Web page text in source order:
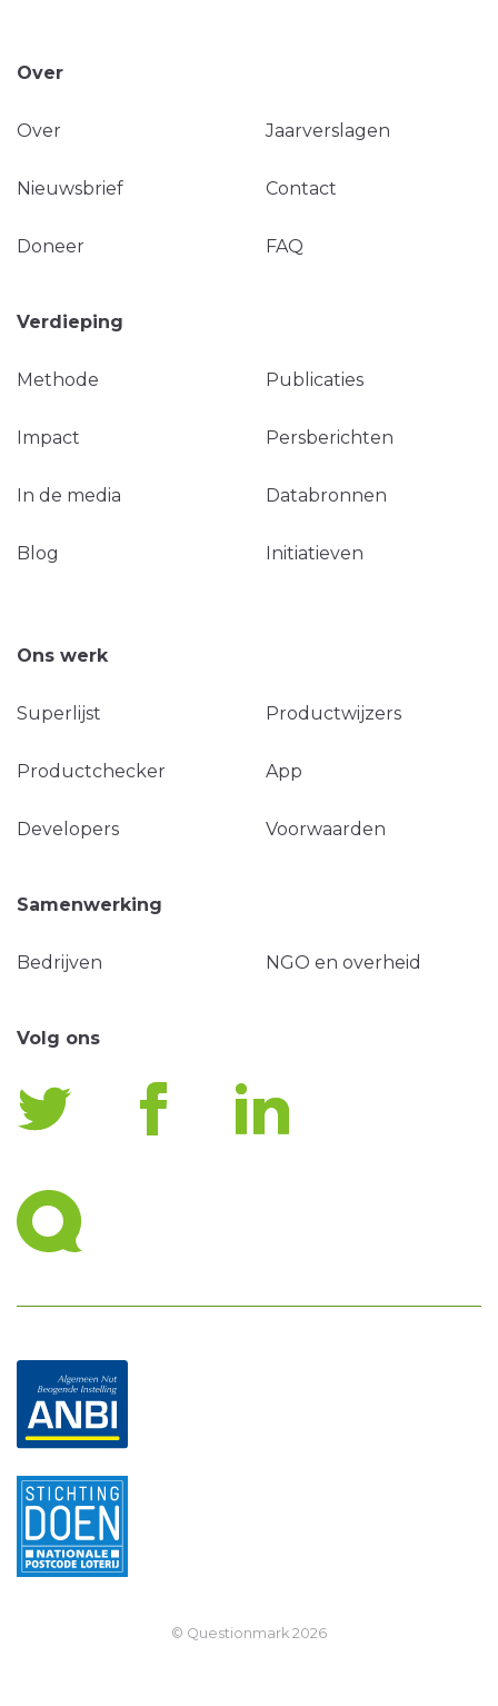
Over
Over Jaarverslagen
Nieuwsbrief Contact
Doneer FAQ
Verdieping
Methode Publicaties
Impact Persberichten
In de media Databronnen
Blog Initiatieven
Ons werk
Superlijst Productwijzers
Productchecker App
Developers Voorwaarden
Samenwerking
Bedrijven NGO en overheid
Volg ons
© Questionmark 2026